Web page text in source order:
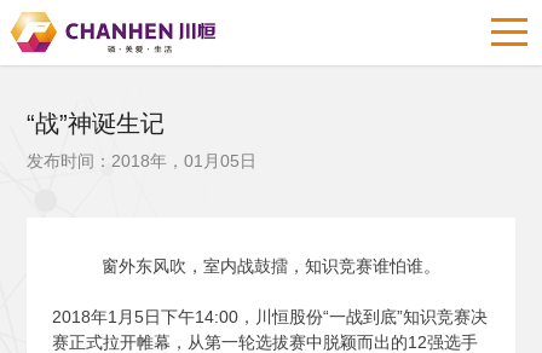
“战”神诞生记
发布时间：2018年，01月05日
窗外东风吹，室内战鼓擂，知识竞赛谁怕谁。
2018年1月5日下午14:00，川恒股份“一战到底”知识竞赛决
赛正式拉开帷幕，从第一轮选拔赛中脱颖而出的12强选手